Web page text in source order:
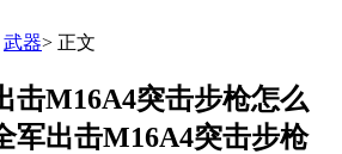
武器> 正文
击M16A4突击步枪怎么
军出击M16A4突击步枪